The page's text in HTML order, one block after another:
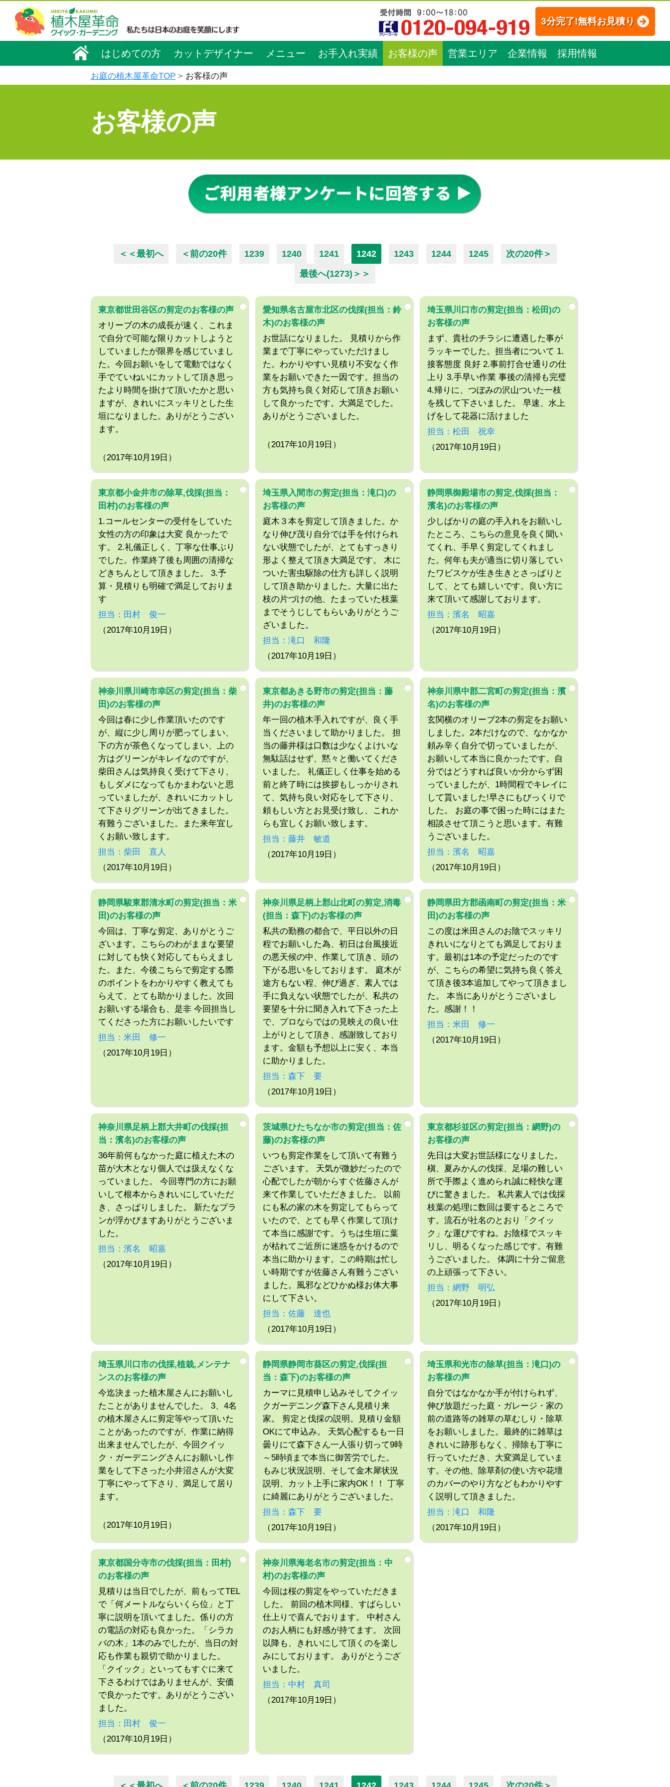
3分完了!無料お見積り
はじめての方 カットデザイナー メニュー お手入れ実績 お客様の声 営業エリア 企業情報 採用情報
お庭の植木屋革命TOP お客様の声
お客様の声
＜＜最初へ ＜前の20件 1239 1240 1241 1242 1243 1244 1245
次の20件＞
最後へ(1273)＞＞
東京都世田谷区の剪定のお客様の声
オリーブの木の成長が速く、これま
で自分で可能な限りカットしようと
していましたが限界を感じていまし
た。今回お願いをして電動ではなく
手でていねいにカットして頂き思っ
たより時間を掛けて頂いたかと思い
ますが、きれいにスッキリとした生
垣になりました。ありがとうござい
ます。
（2017年10月19日）
愛知県名古屋市北区の伐採(担当：鈴
木)のお客様の声
お世話になりました。 見積りから作
業まで丁寧にやっていただけまし
た。わかりやすい見積り不安なく作
業をお願いできた一因です。担当の
方も気持ち良く対応して頂きお願い
して良かったです。大満足でした。
ありがとうございました。
（2017年10月19日）
埼玉県川口市の剪定(担当：松田)の
お客様の声
まず、貴社のチラシに遭遇した事が
ラッキーでした。担当者について 1.
接客態度 良好 2.事前打合せ通りの仕
上り 3.手早い作業 事後の清掃も完璧
4.帰りに、つぼみの沢山ついた一枝
を残して下さいました。 早速、水上
げをして花器に活けました
担当：松田 祝幸
（2017年10月19日）
東京都小金井市の除草,伐採(担当：
田村)のお客様の声
1.コールセンターの受付をしていた
女性の方の印象は大変 良かったで
す。 2.礼儀正しく、丁寧な仕事ぶり
でした。作業終了後も周囲の清掃な
どきちんとして頂きました。 3.予
算・見積りも明確で満足しておりま
す
担当：田村 俊一
（2017年10月19日）
埼玉県入間市の剪定(担当：滝口)の
お客様の声
庭木３本を剪定して頂きました。か
なり伸び茂り自分では手を付けられ
ない状態でしたが、とてもすっきり
形よく整えて頂き大満足です。 木に
ついた害虫駆除の仕方も詳しく説明
して頂き助かりました。大量に出た
枝の片づけの他、たまっていた枝葉
までそうじしてもらいありがとうご
ざいました。
担当：滝口 和隆
（2017年10月19日）
静岡県御殿場市の剪定,伐採(担当：
濱名)のお客様の声
少しばかりの庭の手入れをお願いし
たところ、こちらの意見を良く聞い
てくれ、手早く剪定してくれまし
た。何年も夫が適当に切り落してい
たワビスケが生き生きとさっぱりと
して、とても嬉しいです。良い方に
来て頂いて感謝しております。
担当：濱名 昭嘉
（2017年10月19日）
神奈川県川崎市幸区の剪定(担当：柴
田)のお客様の声
今回は春に少し作業頂いたのです
が、縦に少し周りが肥ってしまい、
下の方が茶色くなってしまい、上の
方はグリーンがキレイなのですが、
柴田さんは気持良く受けて下さり、
もしダメになってもかまわないと思
っていましたが、きれいにカットし
て下さりグリーンが出てきました。
有難うございました。また来年宜し
くお願い致します。
担当：柴田 直人
（2017年10月19日）
東京都あきる野市の剪定(担当：藤
井)のお客様の声
年一回の植木手入れですが、良く手
当くださいまして助かりました。 担
当の藤井様は口数は少なくよけいな
無駄話はせず、黙々と働いてくださ
いました。 礼儀正しく仕事を始める
前と終了時には挨拶もしっかりされ
て、気持ち良い対応をして下さり、
頼もしい方とお見受け致し、これか
らも宜しくお願い致します。
担当：藤井 敏道
（2017年10月19日）
神奈川県中郡二宮町の剪定(担当：濱
名)のお客様の声
玄関横のオリーブ2本の剪定をお願い
しました。2本だけなので、なかなか
頼み辛く自分で切っていましたが、
お願いして本当に良かったです。自
分ではどうすれば良いか分からず困
っていましたが、1時間程でキレイに
して貰いました!早さにもびっくりで
した。 お庭の事で困った時にはまた
相談させて頂こうと思います。有難
うございました。
担当：濱名 昭嘉
（2017年10月19日）
静岡県駿東郡清水町の剪定(担当：米
田)のお客様の声
今回は、丁寧な剪定、ありがとうご
ざいます。こちらのわがままな要望
に対しても快く対応してもらえまし
た。また、今後こちらで剪定する際
のポイントをわかりやすく教えても
らえて、とても助かりました。次回
お願いする場合も、是非 今回担当し
てくださった方にお願いしたいです
担当：米田 修一
（2017年10月19日）
神奈川県足柄上郡山北町の剪定,消毒
(担当：森下)のお客様の声
私共の勤務の都合で、平日以外の日
程でお願いした為、初日は台風接近
の悪天候の中、作業して頂き、頭の
下がる思いをしております。 庭木が
途方もない程、伸び過ぎ、素人では
手に負えない状態でしたが、私共の
要望を十分に聞き入れて下さった上
で、プロならではの見映えの良い仕
上がりとして頂き、感謝致しており
ます。金額も予想以上に安く、本当
に助かりました。
担当：森下 要
（2017年10月19日）
静岡県田方郡函南町の剪定(担当：米
田)のお客様の声
この度は米田さんのお陰でスッキリ
きれいになりとても満足しておりま
す。最初は1本の予定だったのです
が、こちらの希望に気持ち良く答え
て頂き後3本追加してやって頂きまし
た。 本当にありがとうございまし
た。感謝！！
担当：米田 修一
（2017年10月19日）
神奈川県足柄上郡大井町の伐採(担
当：濱名)のお客様の声
36年前何もなかった庭に植えた木の
苗が大木となり個人では扱えなくな
っていました。 今回専門の方にお願
いして根本からきれいにしていただ
き、さっぱりしました。 新たなプラ
ンが浮かびますありがとうございま
した。
担当：濱名 昭嘉
（2017年10月19日）
茨城県ひたちなか市の剪定(担当：佐
藤)のお客様の声
いつも剪定作業をして頂いて有難う
ございます。 天気が微妙だったので
心配でしたが朝からすぐ佐藤さんが
来て作業していただきました。 以前
にも私の家の木を剪定してもらって
いたので、とても早く作業して頂け
て本当に感謝です。うちは生垣に葉
が枯れてご近所に迷惑をかけるので
本当に助かります。この時期は忙し
い時期ですが佐藤さん有難うござい
ました。風邪などひかぬ様お体大事
にして下さい。
担当：佐藤 達也
（2017年10月19日）
東京都杉並区の剪定(担当：網野)の
お客様の声
先日は大変お世話様になりました。
槇、夏みかんの伐採、足場の難しい
所で手際よく進められ誠に軽快な運
びに驚きました。 私共素人では伐採
枝葉の処理に数回は要するところで
す。流石が社名のとおり「クイッ
ク」な運びですね。お陰様でスッキ
リし、明るくなった感じです。有難
うございました。 体調に十分ご留意
の上頑張って下さい。
担当：網野 明弘
（2017年10月19日）
埼玉県川口市の伐採,植栽,メンテナ
ンスのお客様の声
今迄決まった植木屋さんにお願いし
たことがありませんでした。 3、4名
の植木屋さんに剪定等やって頂いた
ことがあったのですが、作業に納得
出来ませんでしたが、今回クイッ
ク・ガーデニングさんにお願いし作
業をして下さった小井沼さんが大変
丁寧にやって下さり、満足して居り
ます。
（2017年10月19日）
静岡県静岡市葵区の剪定,伐採(担
当：森下)のお客様の声
カーマに見積申し込みそしてクイッ
クガーデニング森下さん見積り来
家。 剪定と伐採の説明。見積り金額
OKにて申込み。 天気心配するも一日
曇りにて森下さん一人張り切って9時
～5時頃まで本当に御苦労でした。
もみじ状況説明、そして金木犀状況
説明、カット上手に家内OK！！ 丁寧
に綺麗にありがとうございました。
担当：森下 要
（2017年10月19日）
埼玉県和光市の除草(担当：滝口)の
お客様の声
自分ではなかなか手が付けられず、
伸び放題だった庭・ガレージ・家の
前の道路等の雑草の草むしり・除草
をお願いしました。最終的に雑草は
きれいに跡形もなく、掃除も丁寧に
行っていただき、大変満足していま
す。その他、除草剤の使い方や花壇
のカバーのやり方などもわかりやす
く説明して頂きました。
担当：滝口 和隆
（2017年10月19日）
東京都国分寺市の伐採(担当：田村)
のお客様の声
見積りは当日でしたが、前もってTEL
で「何メートルならいくら位」と丁
寧に説明を頂いてました。係りの方
の電話の対応も良かった。「シラカ
バの木」1本のみでしたが、当日の対
応も作業も親切で助かりました。
「クイック」といってもすぐに来て
下さるわけではありませんが、安価
で良かったです。ありがとうござい
ました。
担当：田村 俊一
（2017年10月19日）
神奈川県海老名市の剪定(担当：中
村)のお客様の声
今回は桜の剪定をやっていただきま
した。 前回の植木同様、すばらしい
仕上りで喜んでおります。 中村さん
のお人柄にも好感が持てます。 次回
以降も、きれいにして頂くのを楽し
みにしております。 ありがとうござ
いました。
担当：中村 真司
（2017年10月19日）